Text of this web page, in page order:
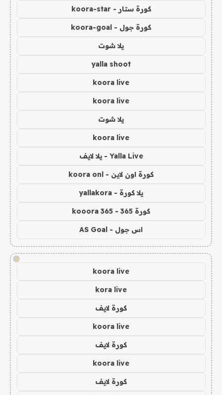
كورة ستار - koora-star
كورة جول - koora-goal
يلا شوت
yalla shoot
koora live
koora live
يلا شوت
koora live
Yalla Live - يلا لايف
كورة اون لاين - koora onl
يلا كورة - yallakora
كورة 365 - kooora 365
اس جول - AS Goal
!
koora live
kora live
كورة لايف
koora live
كورة لايف
koora live
كورة لايف